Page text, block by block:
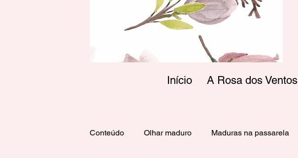
Início A Rosa dos Ventos
Conteúdo Olhar maduro Maduras na passarela